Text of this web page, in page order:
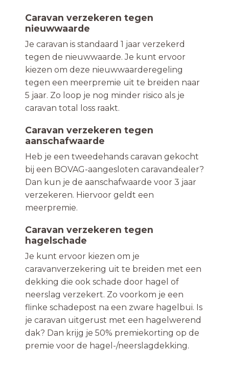
Caravan verzekeren tegen
nieuwwaarde
Je caravan is standaard 1 jaar verzekerd
tegen de nieuwwaarde. Je kunt ervoor
kiezen om deze nieuwwaarderegeling
tegen een meerpremie uit te breiden naar
5 jaar. Zo loop je nog minder risico als je
caravan total loss raakt.
Caravan verzekeren tegen
aanschafwaarde
Heb je een tweedehands caravan gekocht
bij een BOVAG-aangesloten caravandealer?
Dan kun je de aanschafwaarde voor 3 jaar
verzekeren. Hiervoor geldt een
meerpremie.
Caravan verzekeren tegen
hagelschade
Je kunt ervoor kiezen om je
caravanverzekering uit te breiden met een
dekking die ook schade door hagel of
neerslag verzekert. Zo voorkom je een
flinke schadepost na een zware hagelbui. Is
je caravan uitgerust met een hagelwerend
dak? Dan krijg je 50% premiekorting op de
premie voor de hagel-/neerslagdekking.